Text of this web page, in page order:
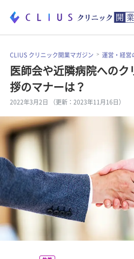
お役立ち資料 運
開業医のリアル
電子カルテ・ICT
集患のコツ セ
CLIUS クリニック開業マガジン 運営・経営
医師会や近隣病院へのク
拶のマナーは？
2022年3月2日 （更新：2023年11月16日）